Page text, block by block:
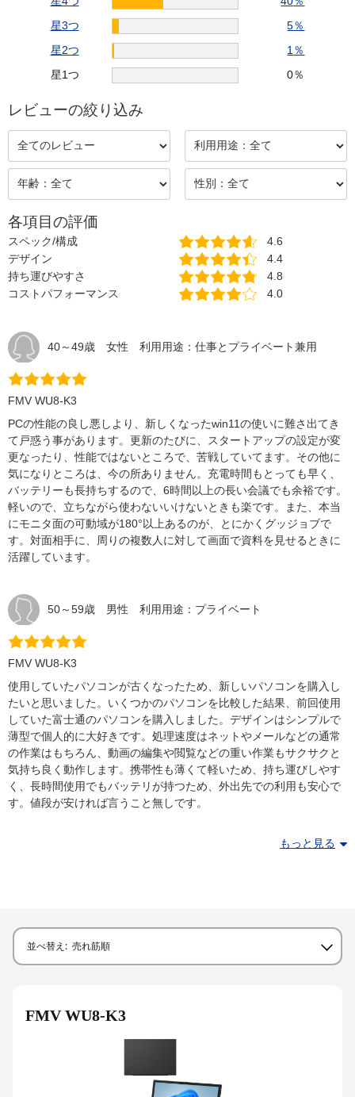
星3つ 5％
星2つ 1％
星1つ 0％
レビューの絞り込み
各項目の評価
スペック/構成
4.6
デザイン
4.4
持ち運びやすさ
4.8
コストパフォーマンス
4.0
40～49歳 女性 利用用途：仕事とプライベート兼用
FMV WU8-K3
PCの性能の良し悪しより、新しくなったwin11の使いに難さ出てき
て戸惑う事があります。更新のたびに、スタートアップの設定が変
更なったり、性能ではないところで、苦戦していてます。その他に
気になりところは、今の所ありません。充電時間もとっても早く、
バッテリーも長持ちするので、6時間以上の長い会議でも余裕です。
軽いので、立ちながら使わないいけないときも楽です。また、本当
にモニタ面の可動域が180°以上あるのが、とにかくグッジョブで
す。対面相手に、周りの複数人に対して画面で資料を見せるときに
活躍しています。
50～59歳 男性 利用用途：プライベート
FMV WU8-K3
使用していたパソコンが古くなったため、新しいパソコンを購入し
たいと思いました。いくつかのパソコンを比較した結果、前回使用
していた富士通のパソコンを購入しました。デザインはシンプルで
薄型で個人的に大好きです。処理速度はネットやメールなどの通常
の作業はもちろん、動画の編集や閲覧などの重い作業もサクサクと
気持ち良く動作します。携帯性も薄くて軽いため、持ち運びしやす
く、長時間使用でもバッテリが持つため、外出先での利用も安心で
す。値段が安ければ言うこと無しです。
もっと見る
並べ替え: 売れ筋順
FMV WU8-K3